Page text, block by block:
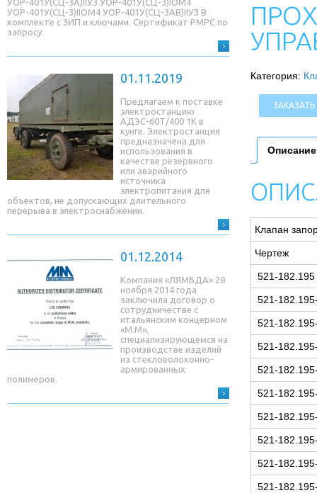
УОР-401У(СЦ-3A)IIУЗ УОР-401У(СЦ-3)IОМ4
УОР-401У(СЦ-3)IIОМ4 УОР-401У(СЦ-3AB)IIУЗ В
комплекте с ЗИП и ключами. Сертификат РМРС по
запросу.
01.11.2019
Предлагаем к поставке
электростанцию
АДЭС-60Т/400 1К в
кунге. Электростанция
предназначена для
использования в
качестве резервного
или аварийного
источника
электропитания для
объектов, не допускающих длительного
перерыва в электроснабжении.
01.12.2014
Компания «ЛЯМБДА» 28
ноября 2014 года
заключила договор о
сотрудничестве с
итальянским концерном
«М.М»,
специализирующемся на
производстве изделий
из стекловолоконно-
армированных
полимеров.
Категория:
ЗАКАЗАТЬ
Описание
Клапан
Чертеж
521-182.195
521-
521-
521-
521-
521-
521-
521-
521-
521-